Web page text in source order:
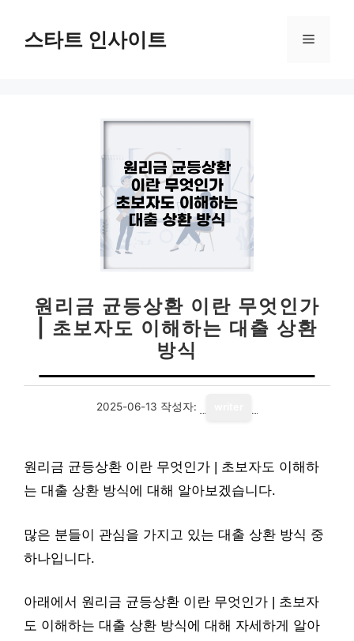
스타트 인사이트 메
원리금 균등상환 이란 무엇인가
| 초보자도 이해하는 대출 상환
방식
2025-06-13 작성자:
원리금 균등상환 이란 무엇인가 | 초보자도 이해하
는 대출 상환 방식에 대해 알아보겠습니다.
많은 분들이 관심을 가지고 있는 대출 상환 방식 중
하나입니다.
아래에서 원리금 균등상환 이란 무엇인가 | 초보자
도 이해하는 대출 상환 방식에 대해 자세하게 알아